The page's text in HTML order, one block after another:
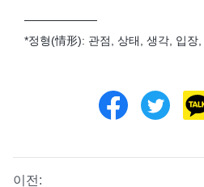
─────────
*정형(情形): 관점, 상태, 생각, 입장,
이전: